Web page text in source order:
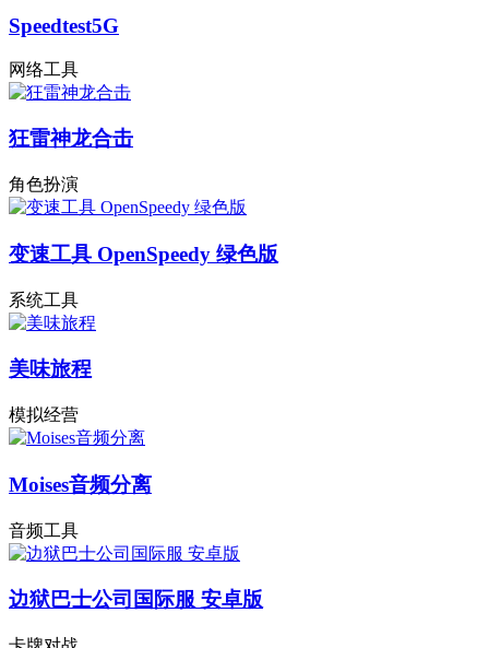
Speedtest5G
网络工具
狂雷神龙合击
角色扮演
变速工具 OpenSpeedy 绿色版
系统工具
美味旅程
模拟经营
Moises音频分离
音频工具
边狱巴士公司国际服 安卓版